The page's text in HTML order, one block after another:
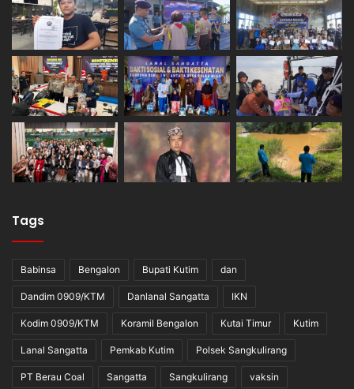
Tags
Babinsa Bengalon Bupati Kutim dan
Dandim 0909/KTM Danlanal Sangatta IKN
Kodim 0909/KTM Koramil Bengalon Kutai Timur Kutim
Lanal Sangatta Pemkab Kutim Polsek Sangkulirang
PT Berau Coal Sangatta Sangkulirang vaksin